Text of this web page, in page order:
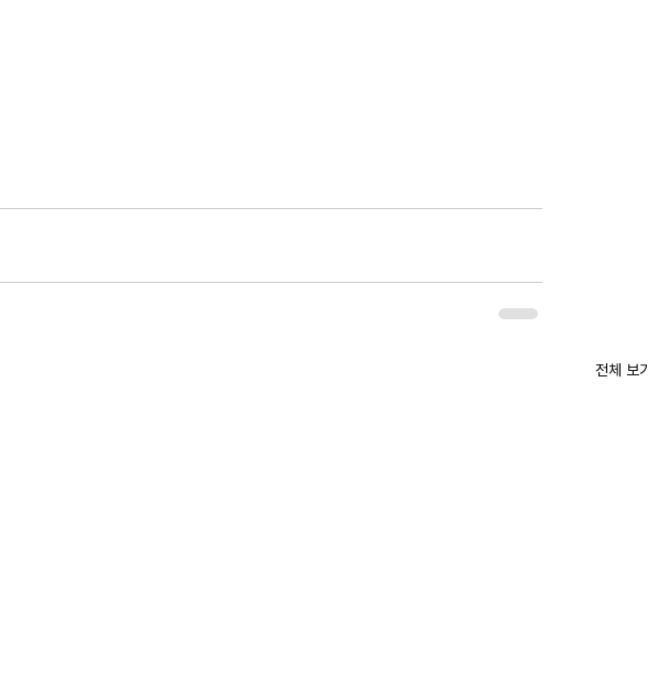
전체 보기